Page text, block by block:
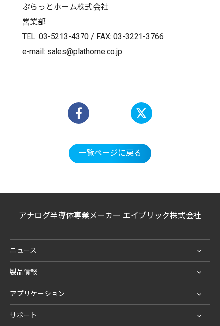
ぷらっとホーム株式会社
営業部
TEL: 03-5213-4370 / FAX: 03-3221-3766
e-mail: sales@plathome.co.jp
一覧ページに戻る
アナログ半導体専業メーカー エイブリック株式会社
ニュース
製品情報
アプリケーション
サポート